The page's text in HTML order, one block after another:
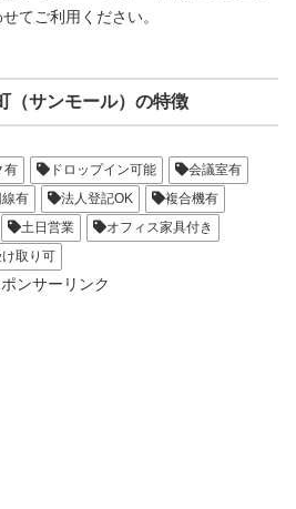
てご利用ください。
（サンモール）の特徴
有 ドロップイン可能
会議室有
有 法人登記OK
複合機有
土日営業
オフィス家具付き
取り可
ンサーリンク